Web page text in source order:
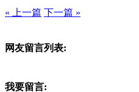
« 上一篇 下一篇 »
网友留言列表:
我要留言: